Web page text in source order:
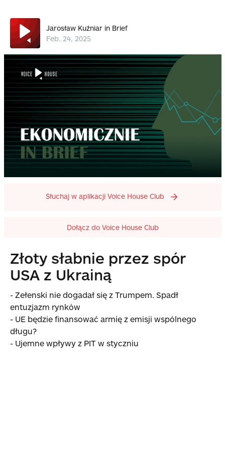
Jarosław Kuźniar in Brief
Feb. 24, 2025
Słuchaj w aplikacji Voice House Club
Dołącz do Voice House Club
Złoty słabnie przez spór
USA z Ukrainą
- Zełenski nie dogadał się z Trumpem. Spadł
entuzjazm rynków
- UE będzie finansować armię z emisji wspólnego
długu?
- Ujemne wpływy z PIT w styczniu